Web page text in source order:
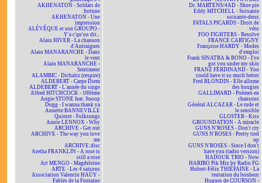
AKHENATON - Soldats de
fortune
AKHENATON - Une
impression
ALÉVÊQUE et son GROUPO -
Y'a c'qu'on dit...
Alain HIVER - La chanson
d'Antraigues
Alain MANARANCHE - Dans
le vent
Alain MANARANCHE -
Sentiment
ALAMBIC - Dichaïtz (respire)
ALDEBERT - Carpe Diem
ALDEBERT - L'année du singe
Alfred HITCHCOCK - 100ème
Angie STONE feat. Snoop
Dogg - I wanna thank ya
Annette BANNEVILLE
Quintet - Folksongs
Annie LENNOX - Why
ARCHIVE - Get out
ARCHIVE - The way you love
me
ARCHIVE:disc
Aretha FRANKLIN - A rose is
still a rose
Art MENGO - Magdeleine
ARTE - Les 4 saisons
Association Valentin HAÜY -
Fables de la Fontaine
Dr. MARTENS/4AD - Shoe pie
Eddy MITCHELL - Soixante
soixante-deux
FATALS PICARDS - Droit de
véto
FOO FIGHTERS - Resolve
FRANCE CARTIGNY
Françoise HARDY - Modes
d'emploi
Frank SINATRA & BONO - I've
got you under my skin
FRANZ FERDINAND - You
could have it so much better
Fred BLONDIN - Elle allume
des bougies
GALLIMARD - Poèmes en
chansons
Général ALCAZAR - Le rude et
le sensible
GLOSTER - Kiss
GROUNDATION - A miracle
GUNS N'ROSES - Don't cry
GUNS N'ROSES - Pretty tied
up
GUNS N'ROSES - Since I don't
have you (radio version)
HADOUK TRIO - Now
HARIBO Pik Mix by Radio FG
Hubert-Félix THIÉFAINE - La
tentation du bonheur
Hugues de COURSON -